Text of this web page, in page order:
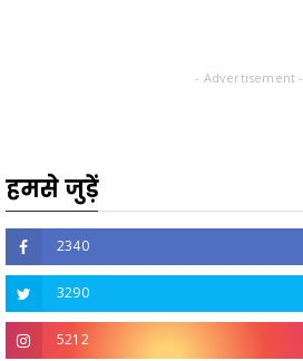
- Advertisement -
हमसे जुड़ें
2340
3290
5212